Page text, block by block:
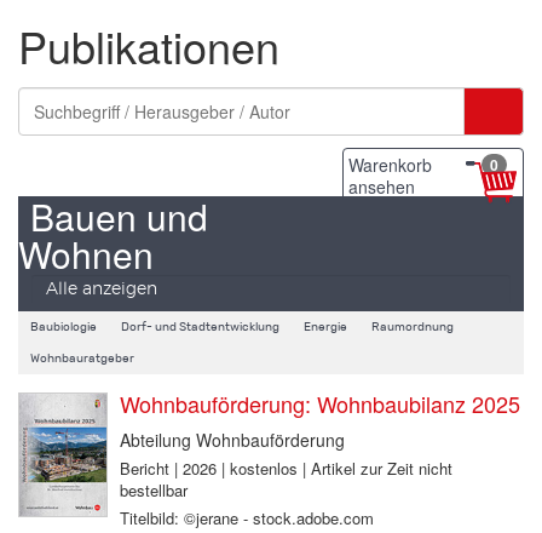
Publikationen
Warenkorb
ansehen
0
Bauen und
Wohnen
Alle anzeigen
Baubiologie Dorf- und Stadtentwicklung Energie Raumordnung
Wohnbauratgeber
Wohnbauförderung: Wohnbaubilanz 2025
Abteilung Wohnbauförderung
Bericht | 2026 | kostenlos | Artikel zur Zeit nicht
bestellbar
Titelbild: ©jerane - stock.adobe.com